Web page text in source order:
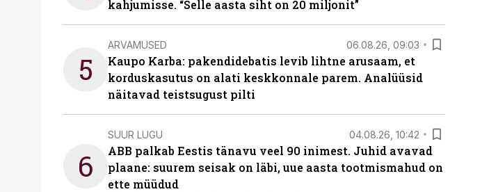
kahjumisse. “Selle aasta siht on 20 miljonit”
5
ARVAMUSED 06.08.26, 09:03
Kaupo Karba: pakendidebatis levib lihtne arusaam, et
korduskasutus on alati keskkonnale parem. Analüüsid
näitavad teistsugust pilti
6
SUUR LUGU 04.08.26, 10:42
ABB palkab Eestis tänavu veel 90 inimest. Juhid avavad
plaane: suurem seisak on läbi, uue aasta tootmismahud on
ette müüdud